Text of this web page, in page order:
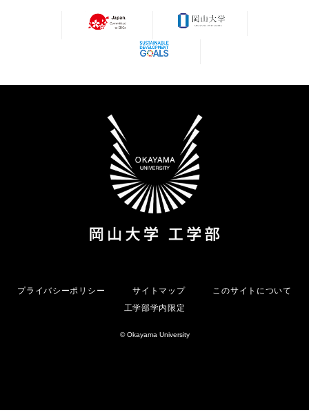
プライバシーポリシー サイトマップ
このサイトについて
工学部学内限定
© Okayama University